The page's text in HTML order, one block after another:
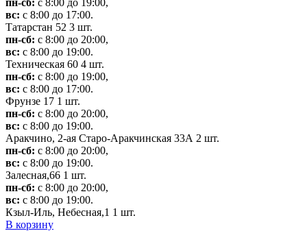
вс: с 8:00 до 17:00.
Татарстан 52 3 шт.
пн-сб: с 8:00 до 20:00,
вс: с 8:00 до 19:00.
Техническая 60 4 шт.
пн-сб: с 8:00 до 19:00,
вс: с 8:00 до 17:00.
Фрунзе 17 1 шт.
пн-сб: с 8:00 до 20:00,
вс: с 8:00 до 19:00.
Аракчино, 2-ая Старо-Аракчинская 33А 2 шт.
пн-сб: с 8:00 до 20:00,
вс: с 8:00 до 19:00.
Залесная,66 1 шт.
пн-сб: с 8:00 до 20:00,
вс: с 8:00 до 19:00.
Кзыл-Иль, Небесная,1 1 шт.
В корзину